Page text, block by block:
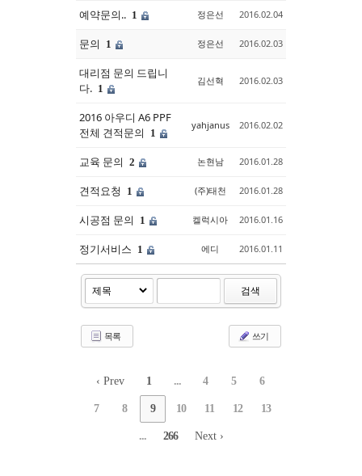
예약문의.. 1 정은선 2016.02.04
문의 1 정은선 2016.02.03
대리점 문의 드립니
다. 1
김선혁 2016.02.03
2016 아우디 A6 PPF
전체 견적문의
1
yahjanus 2016.02.02
교육 문의 2 논현남 2016.01.28
견적요청 1 (주)태천 2016.01.28
시공점 문의 1 켈럭시아 2016.01.16
정기서비스 1 에디 2016.01.11
검색
목록 쓰기
‹ Prev 1 ... 4 5 6
7 8 9 10 11 12 13
... 266 Next ›